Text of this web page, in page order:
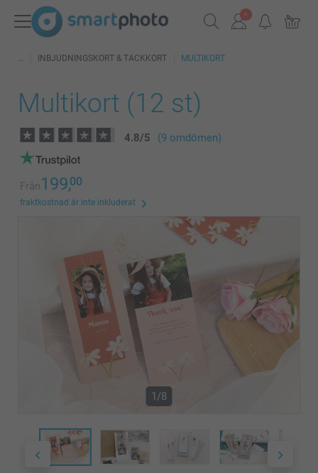
INBJUDNINGSKORT & TACKKORT MULTIKORT
Multikort (12 st)
4.8/5 (9 omdömen)
Från199,00
fraktkostnad är inte inkluderat
1/8